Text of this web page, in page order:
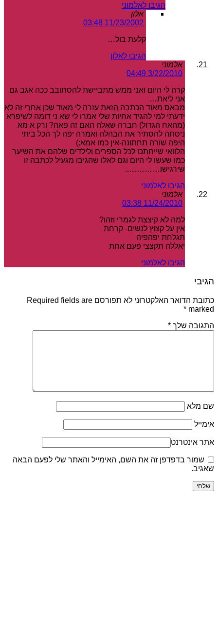
הגיבו לאלמוני
אלון
11/23/2002 03:48
קלעת בול…
הגיבו לאלון
אלמוני
3/22/2010 04:49
קרה לי היום ואני ממש מתביישת להסתובב ככה אגב גם
אני ליאת…
מבאס מאוד הכתבה הזאת עזרה לי מאוד שכן אחרי זה לא
ידעתי למי להגיד אחיות שלי אמרו לי שא ני דומה לשיפרא
(מהאח הגדול) חברה שאלה האם זה פאה? ורק א מא
ניסתה להסתיר את הבהלה ואמרה יפה לך הכל ביתי
היפה שורה תחתונה-אין כמו אמא:)
הלוואי שייחתכו לכל הספרים ולילדים שלהם את השיער
כמו שעשו לי היום וגם לאלו שהגיבו מגעיל לכתבה זו
שירגישו…………..
הגיבו לאלמוני
אלמוני
11/24/2010 03:38
למה לא קיצצת לגמרי וזהו?
אין על קצוץ לנשים- קרחת
תגלחת יפהפיה
יאללה תקצצי פעם אחת
הגיבו לאלמוני
הגיבי
כתובת הדואר האלקטרוני לא תפורסם Required fields are
marked
*
התגובה שלך *
שם מלא
אימייל
אתר אינטרנט
שמור בדפדפן זה את השם, האימייל והאתר שלי לפעם הבאה
שאגיב.